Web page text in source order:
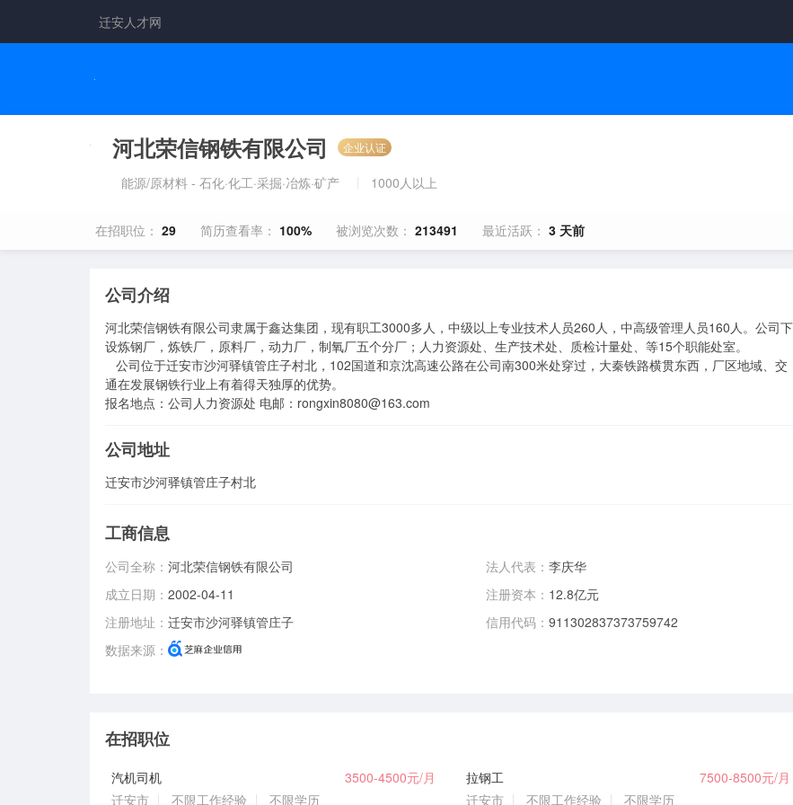
迁安人才网
河北荣信钢铁有限公司 企业认证
能源/原材料 - 石化·化工·采掘·冶炼·矿产 1000人以上
在招职位： 29 简历查看率： 100% 被浏览次数： 213491 最近活跃： 3 天前
公司介绍
河北荣信钢铁有限公司隶属于鑫达集团，现有职工3000多人，中级以上专业技术人员260人，中高级管理人员160人。公司下
设炼钢厂，炼铁厂，原料厂，动力厂，制氧厂五个分厂；人力资源处、生产技术处、质检计量处、等15个职能处室。
   公司位于迁安市沙河驿镇管庄子村北，102国道和京沈高速公路在公司南300米处穿过，大秦铁路横贯东西，厂区地域、交
通在发展钢铁行业上有着得天独厚的优势。
报名地点：公司人力资源处 电邮：rongxin8080@163.com
公司地址
迁安市沙河驿镇管庄子村北
工商信息
公司全称：河北荣信钢铁有限公司
成立日期：2002-04-11
注册地址：迁安市沙河驿镇管庄子
数据来源：
法人代表： 李庆华
注册资本： 12.8亿元
信用代码： 911302837373759742
在招职位
汽机司机
3500-4500元/月
迁安市
不限工作经验 不限学历
拉钢工
7500-8500元/月
迁安市
不限工作经验 不限学历